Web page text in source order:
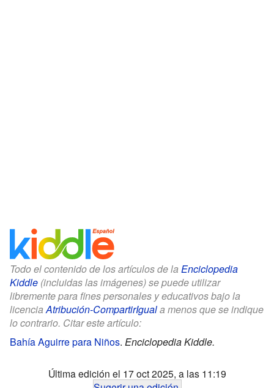
Todo el contenido de los artículos de la Enciclopedia
Kiddle (incluidas las imágenes) se puede utilizar
libremente para fines personales y educativos bajo la
licenciaAtribución-CompartirIguala menos que se indique
lo contrario. Citar este artículo:
Bahía Aguirre para Niños. Enciclopedia Kiddle.
Última edición el 17 oct 2025, a las 11:19